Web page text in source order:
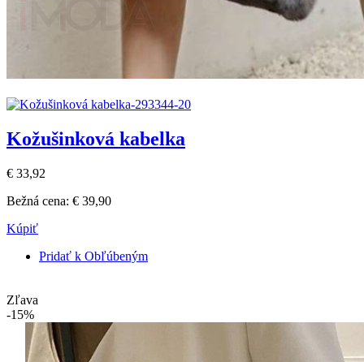
Kožušinková kabelka
€ 33,92
Bežná cena: € 39,90
Kúpiť
Pridať k Obľúbeným
Zľava
-15%